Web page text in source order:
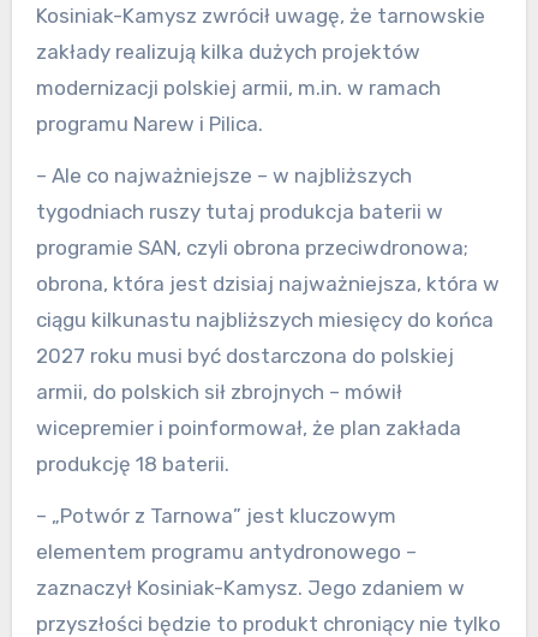
Kosiniak-Kamysz zwrócił uwagę, że tarnowskie
zakłady realizują kilka dużych projektów
modernizacji polskiej armii, m.in. w ramach
programu Narew i Pilica.
– Ale co najważniejsze – w najbliższych
tygodniach ruszy tutaj produkcja baterii w
programie SAN, czyli obrona przeciwdronowa;
obrona, która jest dzisiaj najważniejsza, która w
ciągu kilkunastu najbliższych miesięcy do końca
2027 roku musi być dostarczona do polskiej
armii, do polskich sił zbrojnych – mówił
wicepremier i poinformował, że plan zakłada
produkcję 18 baterii.
– „Potwór z Tarnowa” jest kluczowym
elementem programu antydronowego –
zaznaczył Kosiniak-Kamysz. Jego zdaniem w
przyszłości będzie to produkt chroniący nie tylko